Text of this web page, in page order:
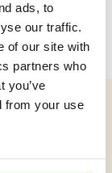
ads, to
our traffic.
of our site with
partners who
you’ve
from your use